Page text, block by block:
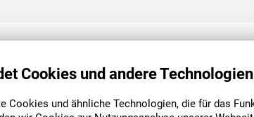
Cookies und andere Technologien
Cookies und ähnliche Technologien, die für das